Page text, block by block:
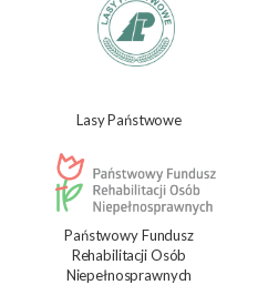
Lasy Państwowe
Państwowy Fundusz
Rehabilitacji Osób
Niepełnosprawnych